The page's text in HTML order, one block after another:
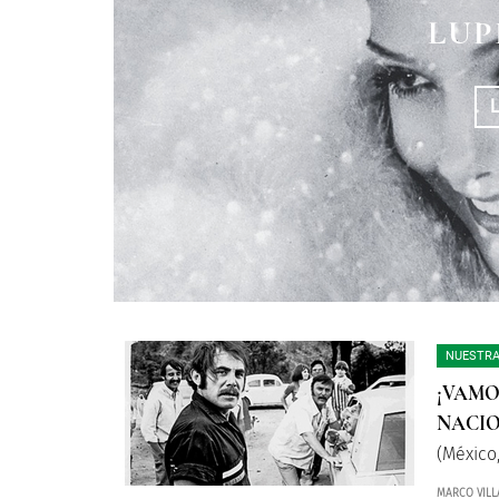
HISTORIAS QUE
EN LA
AMÉRICA
MARCO